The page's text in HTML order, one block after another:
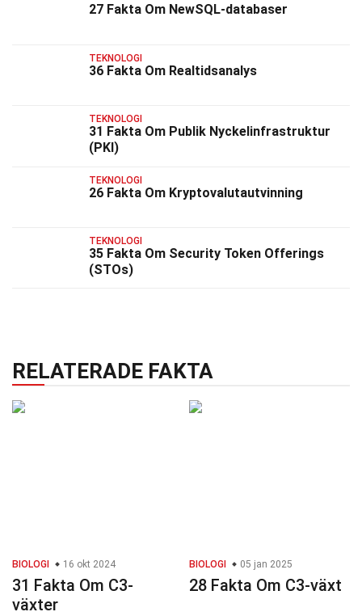
27 Fakta Om NewSQL-databaser
TEKNOLOGI
36 Fakta Om Realtidsanalys
TEKNOLOGI
31 Fakta Om Publik Nyckelinfrastruktur
(PKI)
TEKNOLOGI
26 Fakta Om Kryptovalutautvinning
TEKNOLOGI
35 Fakta Om Security Token Offerings
(STOs)
RELATERADE FAKTA
BIOLOGI 16 okt 2024
31 Fakta Om C3-
växter
BIOLOGI 05 jan 2025
28 Fakta Om C3-växt